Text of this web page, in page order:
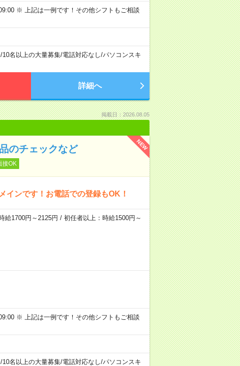
※ 上記は一例です！その他シフトもご相談
/10名以上の大量募集/電話対応なし/パソコンスキ
詳細へ
掲載日：2026.08.05
NEW
のチェックなど
接OK
インです！お電話での登録もOK！
1700円～2125円 / 初任者以上：時給1500円～
※ 上記は一例です！その他シフトもご相談
/10名以上の大量募集/電話対応なし/パソコンスキ